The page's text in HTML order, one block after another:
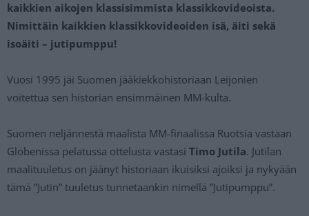
kaikkien aikojen klassisimmista klassikkovideoista.
Nimittäin kaikkien klassikkovideoiden isä, äiti sekä
isoäiti – jutipumppu!
Vuosi 1995 jäi Suomen jääkiekkohistoriaan Leijonien
voitettua sen historian ensimmäinen MM-kulta.
Suomen neljännestä maalista MM-finaalissa Ruotsia vastaan
Globenissa pelatussa ottelusta vastasi Timo Jutila. Jutilan
maalituuletus on jäänyt historiaan ikuisiksi ajoiksi ja nykyään
tämä ”Jutin” tuuletus tunnetaankin nimellä ”Jutipumppu”.